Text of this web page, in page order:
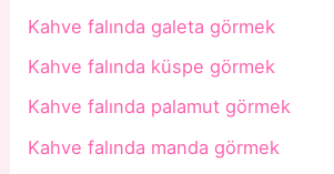
Kahve falında galeta görmek
Kahve falında küspe görmek
Kahve falında palamut görmek
Kahve falında manda görmek